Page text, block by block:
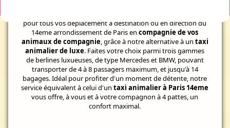
pour tous vos déplacement à destination ou en direction du
14eme arrondissement de Paris encompagnie de vos
animaux de compagnie, grâce à notre alternative à un taxi
animalier de luxe. Faites votre choix parmi trois gammes
de berlines luxueuses, de type Mercedes et BMW, pouvant
transporter de 4 à 8 passagers maximum, et jusqu'à 14
bagages. Idéal pour profiter d'un moment de détente, notre
service équivalent à celui d'untaxi animalier à Paris 14eme
vous offre, à vous et à votre compagnon à 4 pattes, un
confort maximal.